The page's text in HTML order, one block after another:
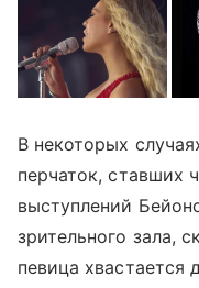
В некоторых
перчаток, ставших
выступлений
зрительного зала,
певица хвастается